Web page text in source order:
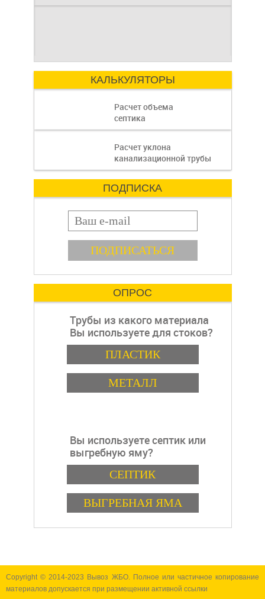
ключ
Современный
отсутствие
пошаговая
инструкция
где каждая деталь
имеет значение.
КАЛЬКУЛЯТОРЫ
Расчет объема
септика
Расчет уклона
канализационной трубы
ПОДПИСКА
E-mail
ОПРОС
Трубы из какого материала
Вы используете для стоков?
ВариантыПЛАСТИК
МЕТАЛЛ
Вы используете септик или
выгребную яму?
ВариантыСЕПТИК
ВЫГРЕБНАЯ ЯМА
Copyright © 2014-2023 Вывоз ЖБО. Полное или частичное копирование
материалов допускается при размещении активной ссылки